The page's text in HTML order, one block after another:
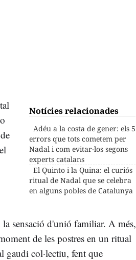
Notícies relacionades
Adéu a la costa de gener: els 5
errors que tots cometem per
Nadal i com evitar-los segons
experts catalans
El Quinto i la Quina: el curiós
ritual de Nadal que se celebra
en alguns pobles de Catalunya
sensació d'unió familiar. A més,
de les postres en un ritual
gaudi col·lectiu, fent que